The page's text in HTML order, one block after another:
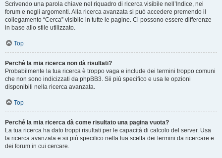
Scrivendo una parola chiave nel riquadro di ricerca visibile nell’Indice, nei
forum e negli argomenti. Alla ricerca avanzata si può accedere premendo il
collegamento “Cerca” visibile in tutte le pagine. Ci possono essere differenze
in base allo stile utilizzato.
Top
Perché la mia ricerca non dà risultati?
Probabilmente la tua ricerca è troppo vaga e include dei termini troppo comuni
che non sono indicizzati da phpBB3. Sii più specifico e usa le opzioni
disponibili nella ricerca avanzata.
Top
Perché la mia ricerca dà come risultato una pagina vuota?
La tua ricerca ha dato troppi risultati per le capacità di calcolo del server. Usa
la ricerca avanzata e sii più specifico nella tua scelta dei termini da ricercare e
dei forum in cui cercare.